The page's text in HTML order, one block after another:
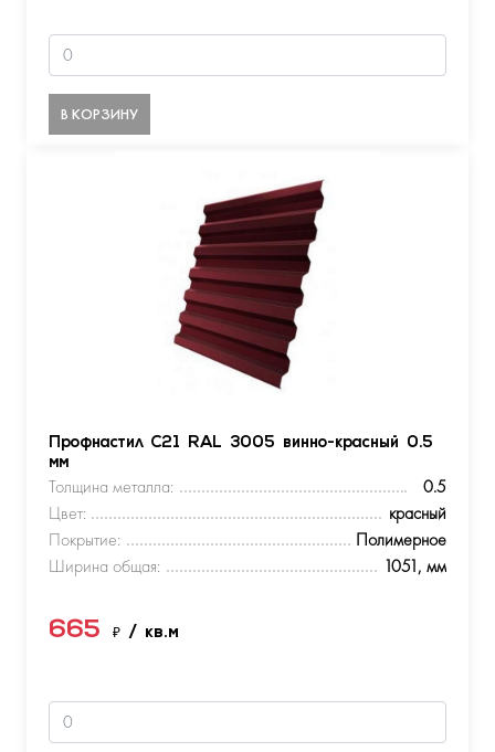
В КОРЗИНУ
Профнастил С21 RAL 3005 винно-красный 0.5
мм
Толщина металла:
0.5
Цвет:
красный
Покрытие:
Полимерное
Ширина общая:
1051, мм
665 ₽ / кв.м